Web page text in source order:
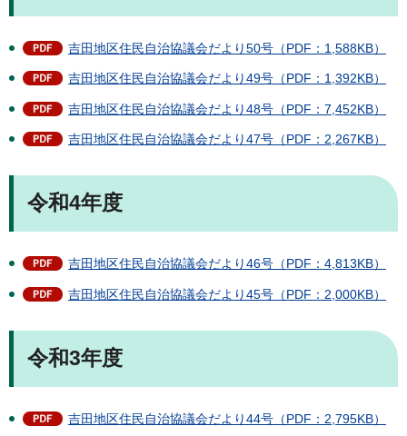
吉田地区住民自治協議会だより50号（PDF：1,588KB）
吉田地区住民自治協議会だより49号（PDF：1,392KB）
吉田地区住民自治協議会だより48号（PDF：7,452KB）
吉田地区住民自治協議会だより47号（PDF：2,267KB）
令和4年度
吉田地区住民自治協議会だより46号（PDF：4,813KB）
吉田地区住民自治協議会だより45号（PDF：2,000KB）
令和3年度
吉田地区住民自治協議会だより44号（PDF：2,795KB）